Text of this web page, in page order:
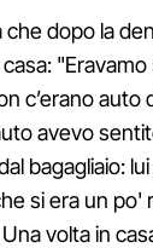
dopo la
"Eravamo
c’erano auto
avevo
bagagliaio:
si era un po'
Una volta in